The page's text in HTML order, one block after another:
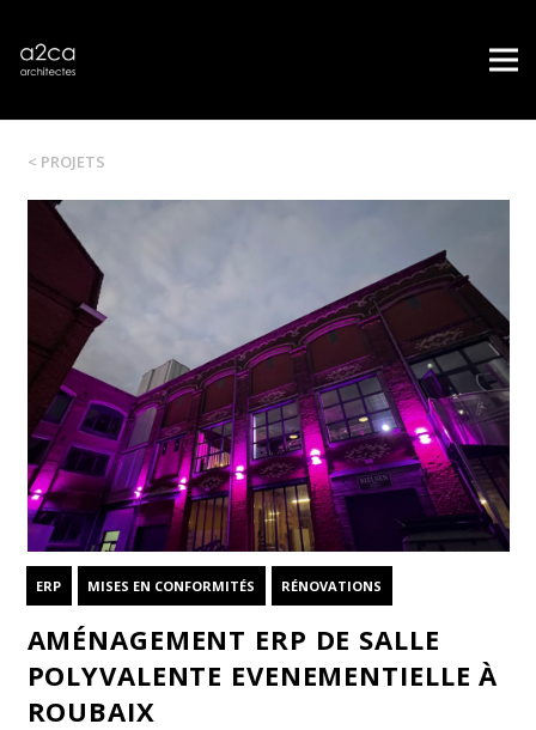
< PROJETS
ERP MISES EN CONFORMITÉS RÉNOVATIONS
AMÉNAGEMENT ERP DE SALLE
POLYVALENTE EVENEMENTIELLE À
ROUBAIX